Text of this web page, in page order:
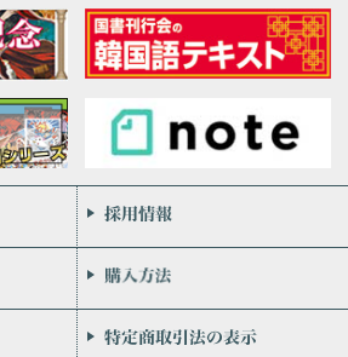
会社案内
お問い合わせ
個人情報保護方針